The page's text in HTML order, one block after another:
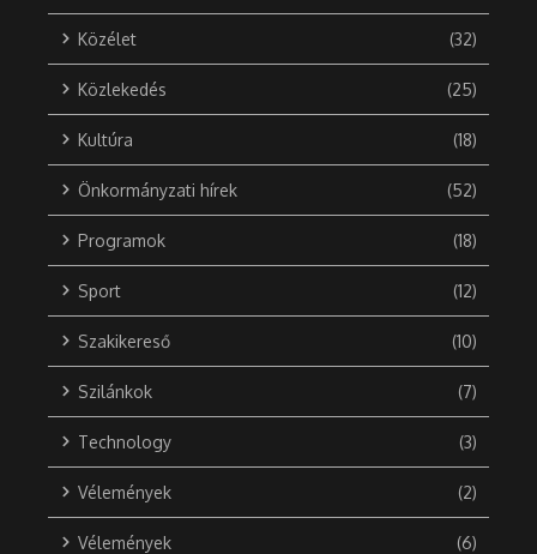
Közélet (32)
Közlekedés (25)
Kultúra (18)
Önkormányzati hírek (52)
Programok (18)
Sport (12)
Szakikereső (10)
Szilánkok (7)
Technology (3)
Vélemények (2)
Vélemények (6)